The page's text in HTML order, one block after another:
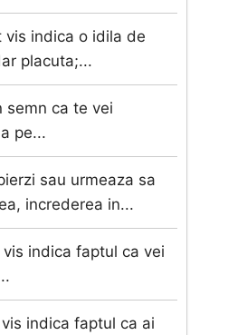
vis indica o idila de
placuta;...
semn ca te vei
pe...
sau urmeaza sa
increderea in...
indica faptul ca vei
indica faptul ca ai